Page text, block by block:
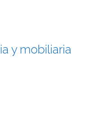
y mobiliaria